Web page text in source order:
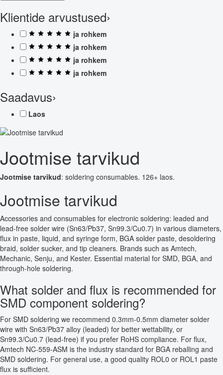
Klientide arvustused›
ja rohkem
ja rohkem
ja rohkem
ja rohkem
Saadavus›
Laos
Jootmise tarvikud
Jootmise tarvikud: soldering consumables. 126+ laos.
Jootmise tarvikud
Accessories and consumables for electronic soldering: leaded and
lead-free solder wire (Sn63/Pb37, Sn99.3/Cu0.7) in various diameters,
flux in paste, liquid, and syringe form, BGA solder paste, desoldering
braid, solder sucker, and tip cleaners. Brands such as Amtech,
Mechanic, Senju, and Kester. Essential material for SMD, BGA, and
through-hole soldering.
What solder and flux is recommended for
SMD component soldering?
For SMD soldering we recommend 0.3mm-0.5mm diameter solder
wire with Sn63/Pb37 alloy (leaded) for better wettability, or
Sn99.3/Cu0.7 (lead-free) if you prefer RoHS compliance. For flux,
Amtech NC-559-ASM is the industry standard for BGA reballing and
SMD soldering. For general use, a good quality ROL0 or ROL1 paste
flux is sufficient.